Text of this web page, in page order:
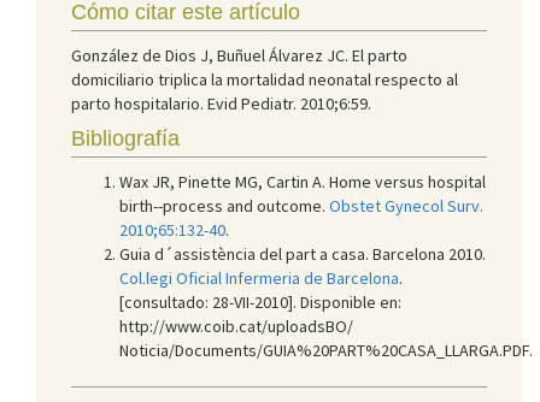
Cómo citar este artículo
González de Dios J, Buñuel Álvarez JC. El parto
domiciliario triplica la mortalidad neonatal respecto al
parto hospitalario. Evid Pediatr. 2010;6:59.
Bibliografía
Wax JR, Pinette MG, Cartin A. Home versus hospital
birth--process and outcome. Obstet Gynecol Surv.
2010;65:132-40.
Guia d´assistència del part a casa. Barcelona 2010.
Col.legi Oficial Infermeria de Barcelona.
[consultado: 28-VII-2010]. Disponible en:
http://www.coib.cat/uploadsBO/
Noticia/Documents/GUIA%20PART%20CASA_LLARGA.PDF.